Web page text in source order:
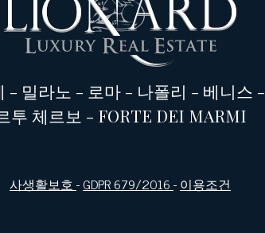
- 밀라노 - 로마- 나폴리 - 베니스 -
투 체르보 - FORTE DEI MARMI
사생활보호-GDPR 679/2016-이용조건